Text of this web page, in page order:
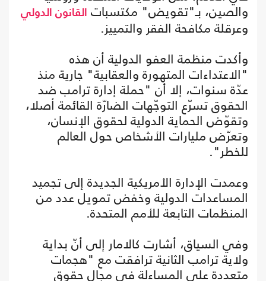
والصين، بـ"تقويض" مكتسبات القانون الدولي
وعرقلة مكافحة الفقر والتمييز.
وأكدت منظمة العفو الدولية أن هذه
"الاعتداءات المتهورة والعقابية" جارية منذ
عدّة سنوات، إلا أن "حملة إدارة ترامب ضد
الحقوق تسرّع التوجّهات الضارّة القائمة أصلا،
وتقوّض الحماية الدولية لحقوق الإنسان،
وتعرّض مليارات الأشخاص حول العالم
للخطر".
وعمدت الإدارة الأمريكية الجديدة إلى تجميد
المساعدات الدولية وخفض تمويل عدد من
المنظمات التابعة للأمم المتحدة.
وفي السياق، أشارت كالامار إلى أنّ بداية
ولاية ترامب الثانية ترافقت مع "هجمات
متعددة على المساءلة في مجال حقوق